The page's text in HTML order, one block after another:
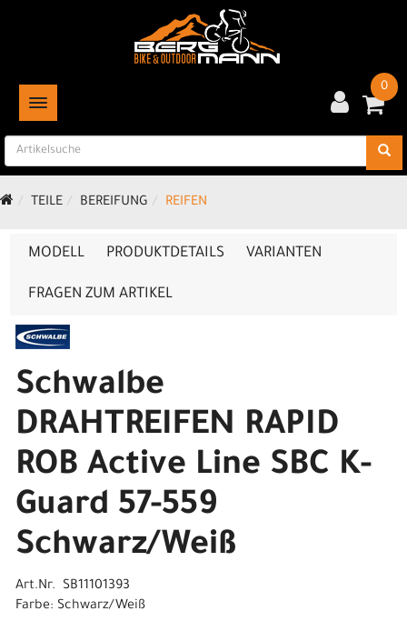
TOGGLE NAVIGATION
0
TEILE BEREIFUNG REIFEN
MODELL PRODUKTDETAILS VARIANTEN
FRAGEN ZUM ARTIKEL
Schwalbe
DRAHTREIFEN RAPID
ROB Active Line SBC K-
Guard 57-559
Schwarz/Weiß
Art.Nr. SB11101393
Farbe: Schwarz/Weiß